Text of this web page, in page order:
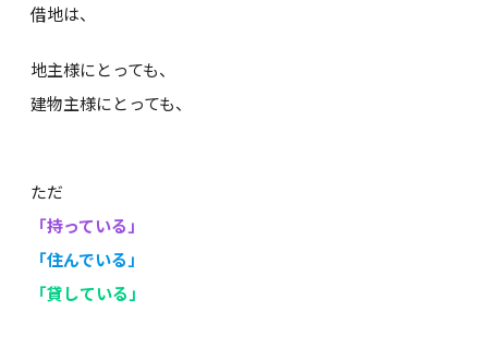
借地は、
地主様にとっても、
建物主様にとっても、
ただ
「持っている」
「住んでいる」
「貸している」